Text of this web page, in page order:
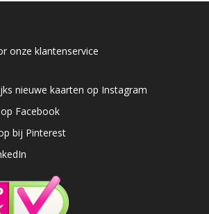
onze klantenservice
nieuwe kaarten op Instagram
Facebook
bij Pinterest